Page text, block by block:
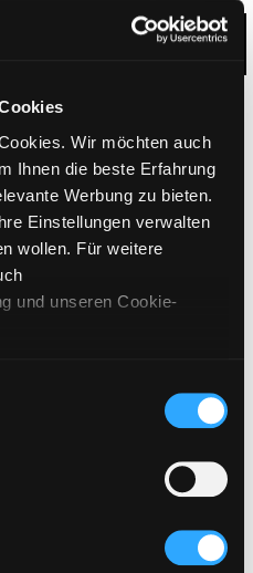
Wir möchten auch
Ihnen die beste Erfahrung
Werbung zu bieten.
Einstellungen verwalten
wollen. Für weitere
und unseren Cookie-